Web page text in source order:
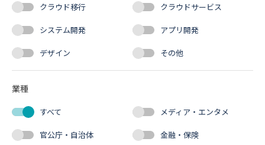
クラウド移行 クラウドサービス
システム開発 アプリ開発
デザイン その他
業種
すべて メディア・エンタメ
官公庁・自治体 金融・保険